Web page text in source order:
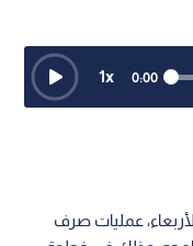
0:00
1x
عمليات صرف